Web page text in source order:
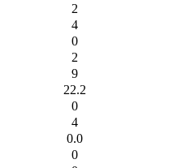
2
4
0
2
9
22.2
0
4
0.0
0